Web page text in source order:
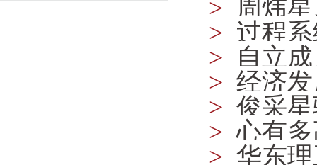
> 周炜
做分会
> 过程
委员会
>
自立
> 经济
会关注
> 俊采
> 心有
> 华东